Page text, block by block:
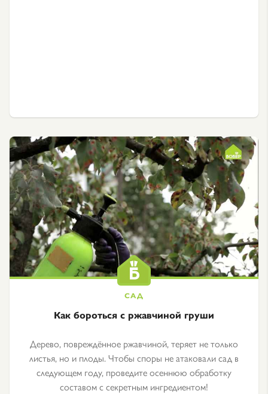
Как бороться с ржавчиной груши
Дерево, повреждённое ржавчиной, теряет не только
листья, но и плоды. Чтобы споры не атаковали сад в
следующем году, проведите осеннюю обработку
составом с секретным ингредиентом!